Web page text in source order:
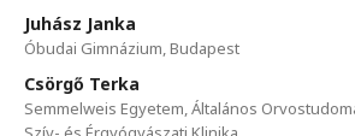
Juhász Janka
Óbudai Gimnázium, Budapest
Csörgő Terka
Semmelweis Egyetem, Általános